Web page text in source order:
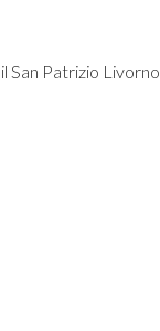
San Patrizio Livorno